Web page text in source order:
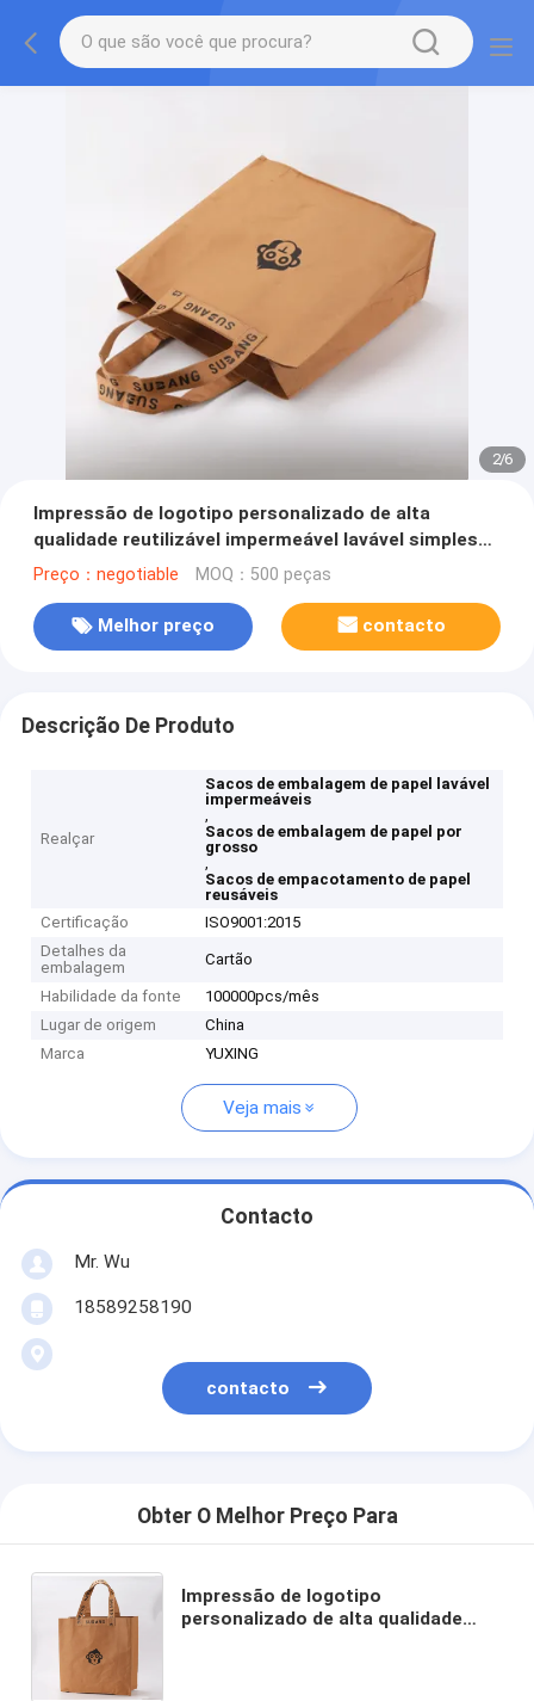
2/6
Impressão de logotipo personalizado de alta
qualidade reutilizável impermeável lavável simples
castanho Kraft DuPont Tyvek embalagem de papel
Preço：negotiable MOQ：500 peças
Melhor preço contacto
Descrição De Produto
Realçar
Sacos de embalagem de papel lavável
impermeáveis
,
Sacos de embalagem de papel por
grosso
,
Sacos de empacotamento de papel
reusáveis
Certificação
ISO9001:2015
Detalhes da
embalagem
Cartão
Habilidade da fonte
100000pcs/mês
Lugar de origem
China
Marca
YUXING
Veja mais
Contacto
Mr. Wu
18589258190
contacto
Obter O Melhor Preço Para
Impressão de logotipo
personalizado de alta qualidade